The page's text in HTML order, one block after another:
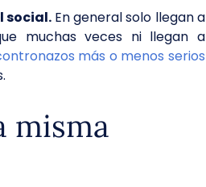
social. En general solo llegan a
muchas veces ni llegan a
más o menos serios
misma